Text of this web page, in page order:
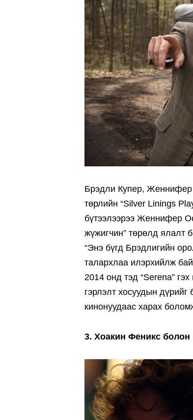
Брэдли Купер, Женнифер
төрлийн “Silver Linings
бүтээлээрээ Женнифер
жүжигчин” төрөлд ялалт
“Энэ бүгд Брэдлигийн
талархлаа илэрхийлж
2014 онд тэд “Serena”
гэрлэлт хосуудын дүрийг
кинонуудаас харах
3. Хоакин Феникс